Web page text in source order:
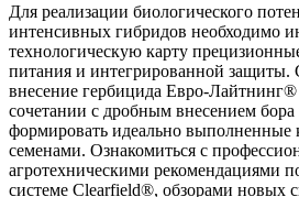
Для реализации биологического
интенсивных гибридов необходимо
технологическую карту
питания и интегрированной защиты.
внесение гербицида Евро-Лайтнинг®
сочетании с дробным внесением
формировать идеально выполненные
семенами. Ознакомиться с
агротехническими рекомендациями
системе Clearfield®, обзорами новых